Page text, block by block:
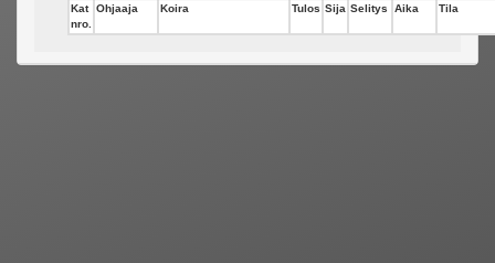
Kat
nro.
Ohjaaja Koira Tulos Sija Selitys Aika Tila